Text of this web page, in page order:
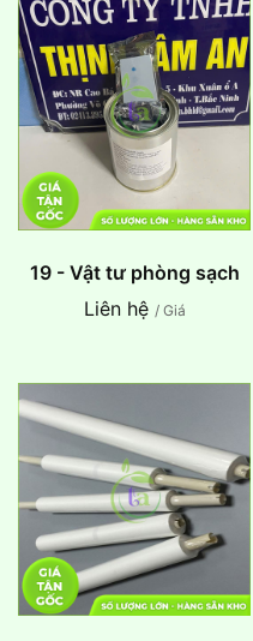
19 - Vật tư phòng sạch
Liên hệ / Giá